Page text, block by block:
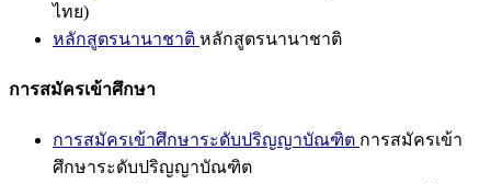
ไทย)
หลักสูตรนานาชาติ หลักสูตรนานาชาติ
การสมัครเข้าศึกษา
การสมัครเข้าศึกษาระดับปริญญาบัณฑิต การสมัครเข้า
ศึกษาระดับปริญญาบัณฑิต